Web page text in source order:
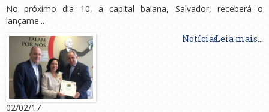
No próximo dia 10, a capital baiana, Salvador, receberá o
lançame...
NotíciasLeia mais...
02/02/17